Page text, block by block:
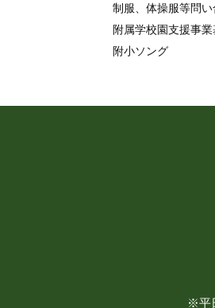
制服、体操服等問
附属学校園支援事業
附小ソング
※平